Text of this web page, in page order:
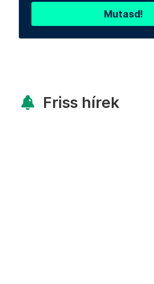
Mutasd!
Friss hírek